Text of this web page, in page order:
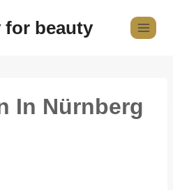
for beauty
In Nürnberg